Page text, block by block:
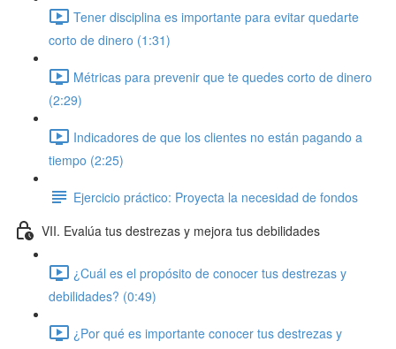
Tener disciplina es importante para evitar quedarte
corto de dinero (1:31)
Métricas para prevenir que te quedes corto de dinero
(2:29)
Indicadores de que los clientes no están pagando a
tiempo (2:25)
Ejercicio práctico: Proyecta la necesidad de fondos
VII. Evalúa tus destrezas y mejora tus debilidades
¿Cuál es el propósito de conocer tus destrezas y
debilidades? (0:49)
¿Por qué es importante conocer tus destrezas y